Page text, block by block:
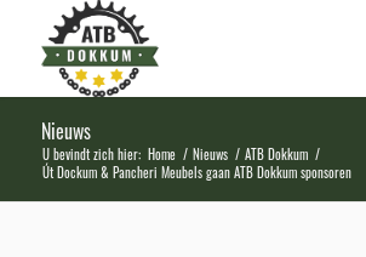
Nieuws
U bevindt zich hier: Home / Nieuws / ATB Dokkum /
Út Dockum & Pancheri Meubels gaan ATB Dokkum sponsoren